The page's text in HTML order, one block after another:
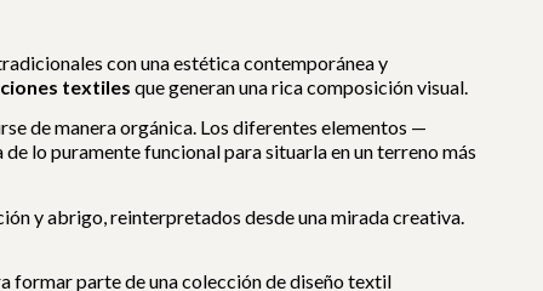
con una estética contemporánea y
textiles que generan una rica composición visual.
de manera orgánica. Los diferentes elementos —
de lo puramente funcional para situarla en un terreno más
y abrigo, reinterpretados desde una mirada creativa.
formar parte de una colección de diseño textil